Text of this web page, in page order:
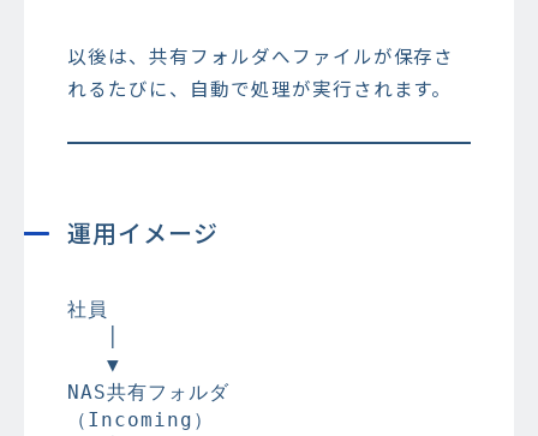
以後は、共有フォルダへファイルが保存さ
れるたびに、自動で処理が実行されます。
運用イメージ
社員
   ▼
NAS共有フォルダ
（Incoming）